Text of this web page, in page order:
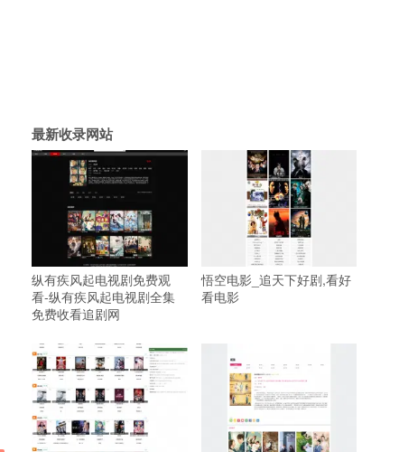
最新收录网站
纵有疾风起电视剧免费观
看-纵有疾风起电视剧全集
免费收看追剧网
悟空电影_追天下好剧,看好
看电影